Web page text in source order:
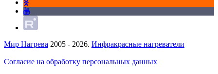
Мир Нагрева 2005 - 2026. Инфракрасные нагреватели
Согласие на обработку персональных данных